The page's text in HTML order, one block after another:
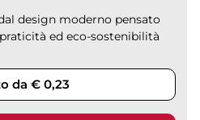
design moderno pensato
ed eco-sostenibilità
da € 0,23